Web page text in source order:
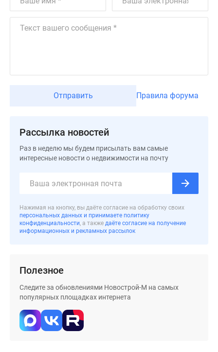
Москве
Готовые
коттеджные
поселки
Коттеджные
поселки
Коттеджные
ипотеку
Бизнес-
акции
Отправить Правила форума
Рассылка новостей
Раз в неделю мы будем присылать вам самые
интересные новости о недвижимости на почту
Нажимая на кнопку, вы даёте согласие на обработку своих
персональных данных и принимаете политику
конфиденциальности, а также даёте согласие на получение
информационных и рекламных рассылок
Полезное
Следите за обновлениями Новострой-М на самых
популярных площадках интернета